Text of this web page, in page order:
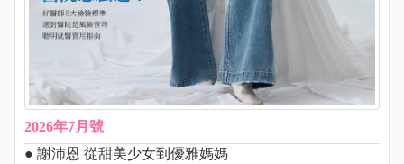
2026年7月號
● 謝沛恩 從甜美少女到優雅媽媽